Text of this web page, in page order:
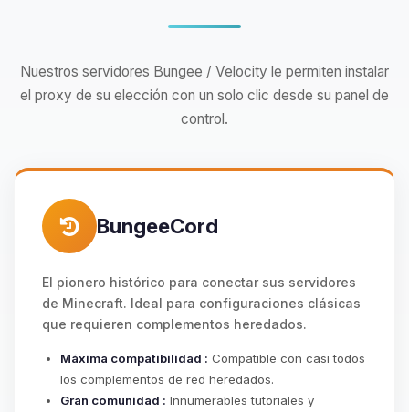
Nuestros servidores Bungee / Velocity le permiten instalar
el proxy de su elección con un solo clic desde su panel de
control.
BungeeCord
El pionero histórico para conectar sus servidores
de Minecraft. Ideal para configuraciones clásicas
que requieren complementos heredados.
Máxima compatibilidad : Compatible con casi todos
los complementos de red heredados.
Gran comunidad : Innumerables tutoriales y